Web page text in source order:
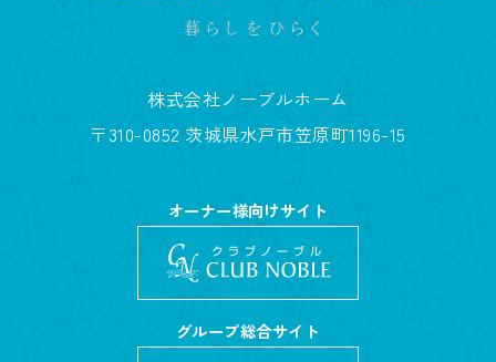
株式会社ノーブルホーム
〒310-0852 茨城県水戸市笠原町1196-15
オーナー様向けサイト
グループ総合サイト